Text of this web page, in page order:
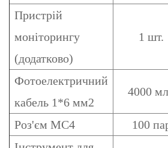
Пристрій
моніторингу
(додатково)
1 шт.
Фотоелектричний
кабель 1*6 мм2
4000
Роз'єм MC4 100